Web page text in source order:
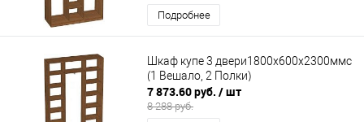
Подробнее
Шкаф купе 3 двери1800х600х2300ммс
(1 Вешало, 2 Полки)
7 873.60 руб. / шт
8 288 руб.